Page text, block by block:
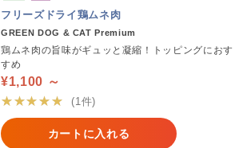
フリーズドライ鶏ムネ肉
GREEN DOG & CAT Premium
鶏ムネ肉の旨味がギュッと凝縮！トッピングにおす
すめ
¥1,100 ～
★★★★★
(1件)
カートに入れる